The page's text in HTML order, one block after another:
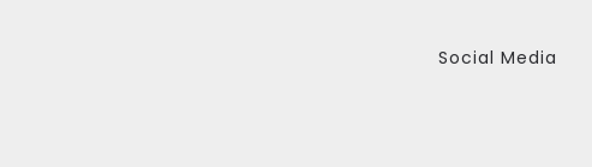
Social Media